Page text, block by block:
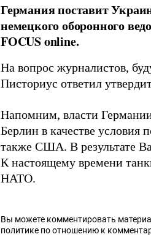
Германия поставит
немецкого оборонного
FOCUS online.
На вопрос журналистов,
Писториус ответил
Напомним, власти
Берлин в качестве условия
также США. В результате
К настоящему времени
НАТО.
Вы можете комментировать
политике по отношению к